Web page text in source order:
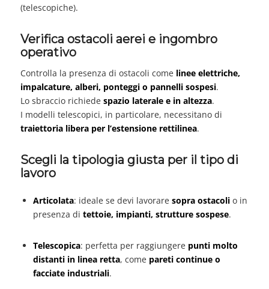
(telescopiche).
Verifica ostacoli aerei e ingombro
operativo
Controlla la presenza di ostacoli come linee elettriche,
impalcature, alberi, ponteggi o pannelli sospesi.
Lo sbraccio richiede spazio laterale e in altezza.
I modelli telescopici, in particolare, necessitano di
traiettoria libera per l’estensione rettilinea.
Scegli la tipologia giusta per il tipo di
lavoro
Articolata: ideale se devi lavorare sopra ostacolio in
presenza di tettoie, impianti, strutture sospese.
Telescopica: perfetta per raggiungere punti molto
distanti in linea retta, come pareti continue o
facciate industriali.